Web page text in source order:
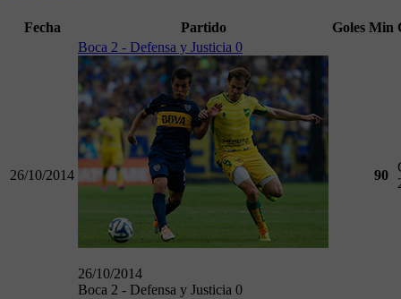
Fecha Partido Goles Min
26/10/2014
Boca 2 - Defensa y Justicia 0
26/10/2014
Boca 2 - Defensa y Justicia 0
90